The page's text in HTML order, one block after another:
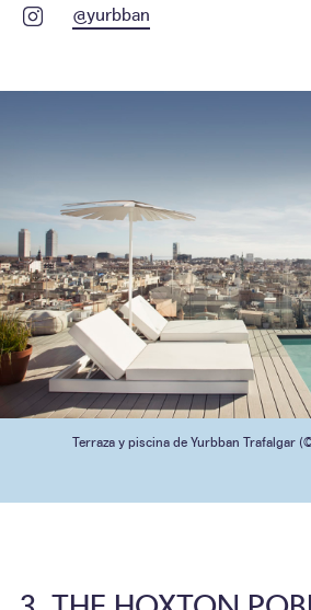
@yurbban
Terraza y piscina de Yurbban Trafalgar